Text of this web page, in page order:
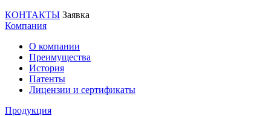
КОНТАКТЫ Заявка
Компания
О компании
Преимущества
История
Патенты
Лицензии и сертификаты
Продукция